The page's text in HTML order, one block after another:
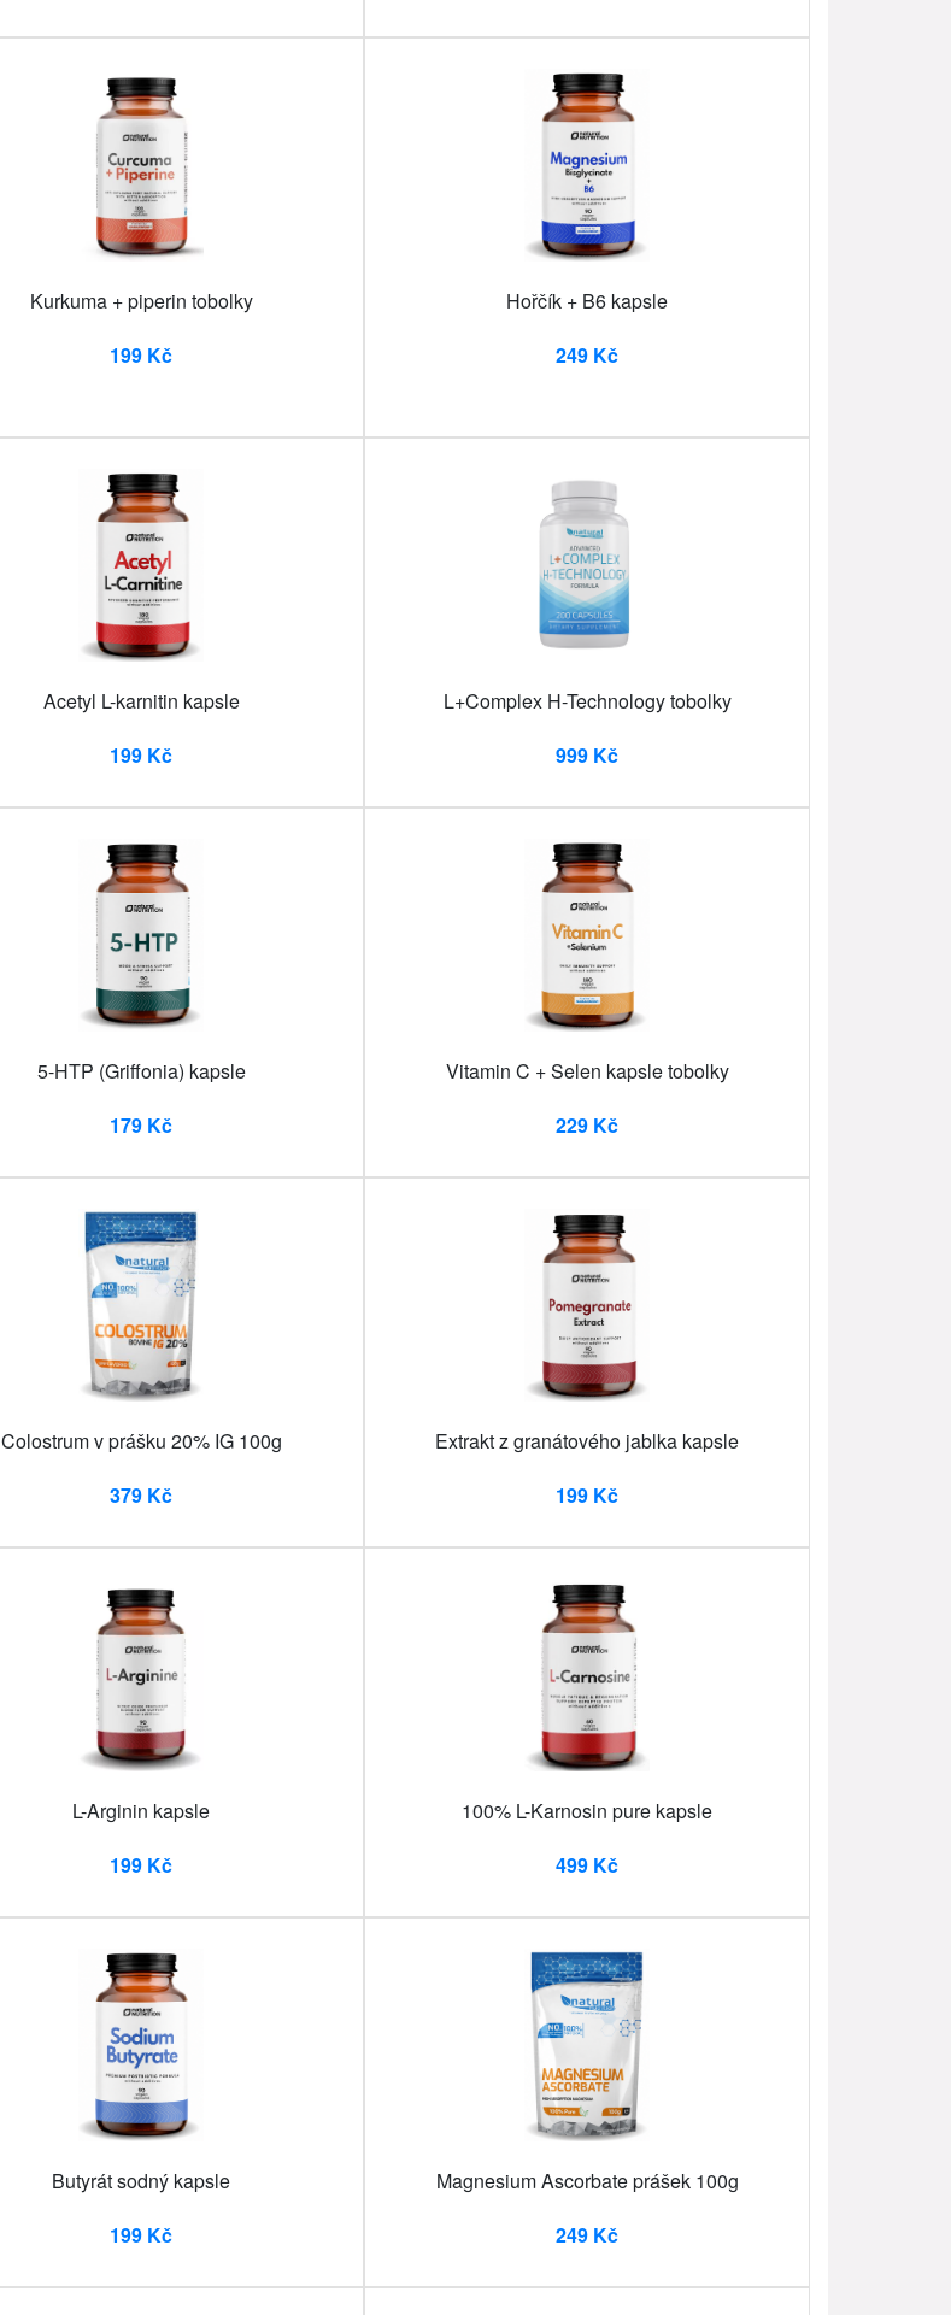
Kurkuma + piperin tobolky
199 Kč
Hořčík + B6 kapsle
249 Kč
Acetyl L-karnitin kapsle
199 Kč
L+Complex H-Technology tobolky
999 Kč
5-HTP (Griffonia) kapsle
179 Kč
Vitamin C + Selen kapsle tobolky
229 Kč
Colostrum v prášku 20% IG 100g
379 Kč
Extrakt z granátového jablka kapsle
199 Kč
L-Arginin kapsle
199 Kč
100% L-Karnosin pure kapsle
499 Kč
Butyrát sodný kapsle
199 Kč
Magnesium Ascorbate prášek 100g
249 Kč